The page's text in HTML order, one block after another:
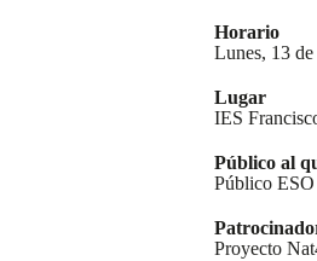
Horario
Lunes, 13
Lugar
IES
Público al
Público
Proyecto